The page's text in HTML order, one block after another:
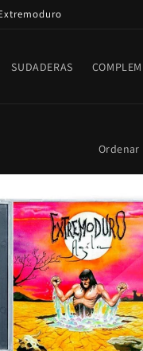
SUDADERAS
Ordenar